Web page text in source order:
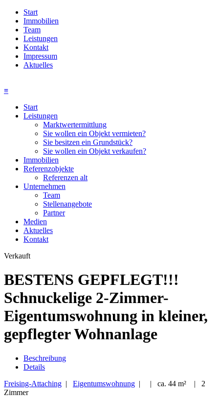
Start
Immobilien
Team
Leistungen
Kontakt
Impressum
Aktuelles
≡
Start
Leistungen
Marktwertermittlung
Sie wollen ein Objekt vermieten?
Sie besitzen ein Grundstück?
Sie wollen ein Objekt verkaufen?
Immobilien
Referenzobjekte
Referenzen alt
Unternehmen
Team
Stellenangebote
Partner
Medien
Aktuelles
Kontakt
Verkauft
BESTENS GEPFLEGT!!!
Schnuckelige 2-Zimmer-
Eigentumswohnung in kleiner,
gepflegter Wohnanlage
Beschreibung
Details
Freising-Attaching | Eigentumswohnung | | ca. 44 m² | 2
Zimmer